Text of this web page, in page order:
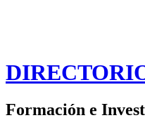
Formación e